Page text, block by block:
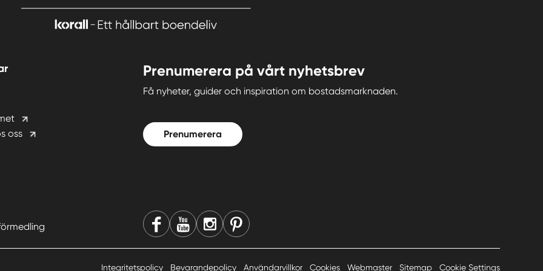
oss
Prenumerera på vårt nyhetsbrev
Få nyheter, guider och inspiration om bostadsmarknaden.
Prenumerera
Integritetspolicy Bevarandepolicy Användarvillkor Cookies Webmaster Sitemap Cookie Settings